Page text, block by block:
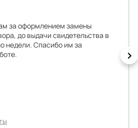
за оформлением замены
до выдачи свидетельства в
недели. Спасибо им за